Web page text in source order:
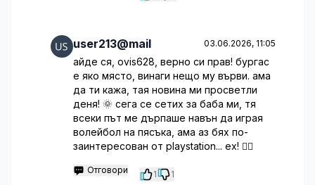
user213@mail 03.06.2026, 11:05
айде ся, ovis628, верно си прав! бургас
е яко място, винаги нещо му върви. ама
да ти кажа, тая новина ми просветли
деня! 🌞 сега се сетих за баба ми, тя
всеки път ме дърпаше навън да играя
волейбол на пясъка, ама аз бях по-
заинтересован от playstation... ех! 🤦‍♂️
Отговори 1 1